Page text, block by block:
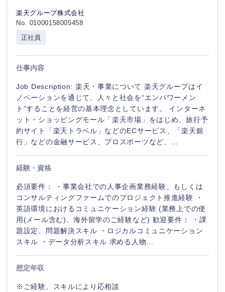
楽天グループ株式会社
No. 01000158005458
正社員
仕事内容
Job Description: 楽天・事業について 楽天グループはイ
ノベーションを通じて、人々と社会を“エンパワーメン
ト”することを経営の基本理念としています。 インターネ
ット・ショッピングモール「楽天市場」をはじめ、旅行予
約サイト「楽天トラベル」などのECサービス、「楽天銀
行」などの金融サービス、プロスポーツなど、...
経験・資格
必須要件： ・事業会社での人事企画業務経験、もしくは
コンサルティングファームでのプロジェクト推進経験 ・
英語環境におけるコミュニケーション経験 (業務上での使
用(メール含む)、海外留学のご経験など) 歓迎要件： ・課
題設定、問題解決スキル ・ロジカルコミュニケーション
スキル ・データ分析スキル 求める人物...
想定年収
※ご経験、スキルにより応相談